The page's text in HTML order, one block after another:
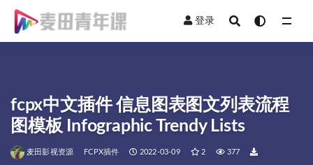
登录
fcpx中文插件 信息图表图文列表流程
图模板 Infographic Trendy Lists
麦田影视资源 FCPX插件 2022-03-09 2 377